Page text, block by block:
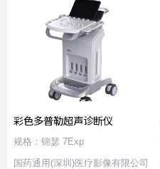
彩色多普勒超声诊断仪
规格：锦瑟 7Exp
国药通用(深圳)医疗影像有限公司